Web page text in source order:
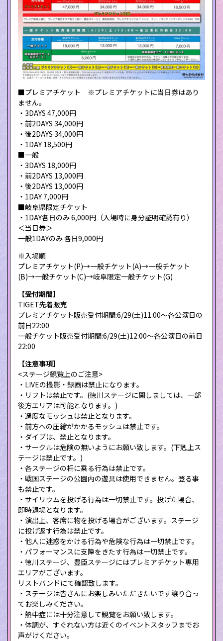
■プレミアチケット ※プレミアチケットに当日券はあり
ません。
・3DAYS 47,000円
・前2DAYS 34,000円
・後2DAYS 34,000円
・1DAY 18,500円
■一般
・3DAYS 18,000円
・前2DAYS 13,000円
・後2DAYS 13,000円
・1DAY 7,000円
■岐阜県限定チケット
・1DAY各日のみ 6,000円（入場時に身分証明確認有り）
＜当日券＞
一般1DAYのみ 各日9,000円
※入場順
プレミアチケット(P)→一般チケット(A)→一般チケット
(B)→一般チケット(C)→岐阜限定一般チケット(G)
【受付期間】
TIGET先着販売
プレミアチケット販売受付期間:6/29(土)11:00〜各公演日の
前日22:00
一般チケット販売受付期間:6/29(土)12:00〜各公演日の前日
22:00
【注意事項】
<ステージ観覧上のご注意>
・LIVEの撮影・録画は禁止になります。
・リフトは禁止です。(徳川ステージに関しましては、一部
後方エリアは可能となります。)
・過度なモッシュは禁止となります。
・前方への圧縮がかかるモッシュは禁止です。
・ダイブは、禁止となります。
・サークルは危険の無いようにお願い致します。(下剋上ス
テージは禁止です。)
・各ステージの柵に乗る行為は禁止です。
・戦国ステージの公園内の遊具は使用できません。登る事
も禁止です。
・サイリウムを投げる行為は一切禁止です。投げた場合、
即時退場となります。
・演出上、客席に物を投げる場合がございます。ステージ
に投げ返す行為は禁止です。
・他人に迷惑をかける行為や危険な行為は一切禁止です。
・パフォーマンスに支障をきたす行為は一切禁止です。
・徳川ステージ、豊臣ステージにはプレミアチケット専用
エリアがございます。
リストバンドにて確認致します。
・ステージは皆さんにお楽しみいただきたいです譲り合っ
てお楽しみください。
・熱中症には十分注意して観覧をお願い致します。
・体調が、すぐれない方は近くのイベントスタッフまでお
声がけください。